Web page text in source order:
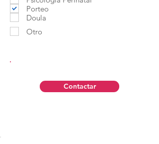
Porteo
Doula
Otro
Contactar